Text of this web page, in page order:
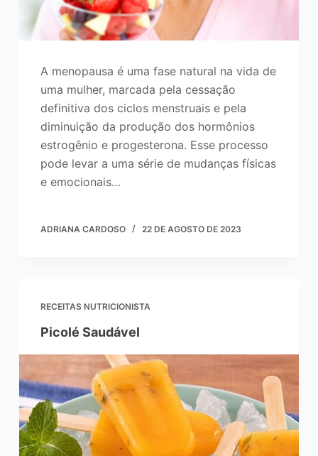
A menopausa é uma fase natural na vida de
uma mulher, marcada pela cessação
definitiva dos ciclos menstruais e pela
diminuição da produção dos hormônios
estrogênio e progesterona. Esse processo
pode levar a uma série de mudanças físicas
e emocionais…
ADRIANA CARDOSO 22 DE AGOSTO DE 2023
RECEITAS NUTRICIONISTA
Picolé Saudável